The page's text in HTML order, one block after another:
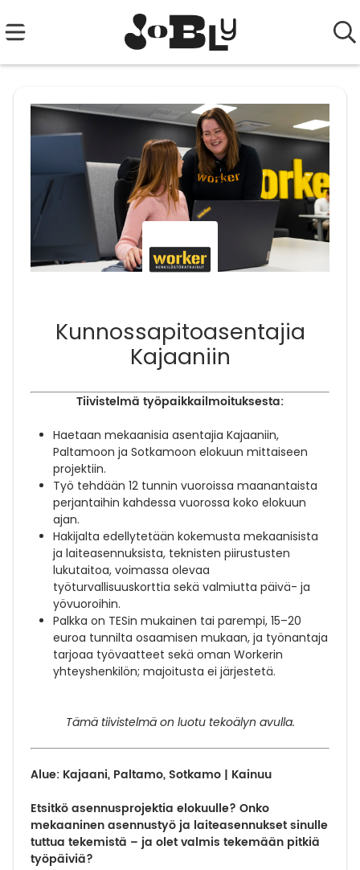
Kunnossapitoasentajia
Kajaaniin
Tiivistelmä työpaikkailmoituksesta:
Haetaan mekaanisia asentajia Kajaaniin,
Paltamoon ja Sotkamoon elokuun mittaiseen
projektiin.
Työ tehdään 12 tunnin vuoroissa maanantaista
perjantaihin kahdessa vuorossa koko elokuun
ajan.
Hakijalta edellytetään kokemusta mekaanisista
ja laiteasennuksista, teknisten piirustusten
lukutaitoa, voimassa olevaa
työturvallisuuskorttia sekä valmiutta päivä- ja
yövuoroihin.
Palkka on TESin mukainen tai parempi, 15–20
euroa tunnilta osaamisen mukaan, ja työnantaja
tarjoaa työvaatteet sekä oman Workerin
yhteyshenkilön; majoitusta ei järjestetä.
Tämä tiivistelmä on luotu tekoälyn avulla.
Alue: Kajaani, Paltamo, Sotkamo | Kainuu
Etsitkö asennusprojektia elokuulle? Onko
mekaaninen asennustyö ja laiteasennukset sinulle
tuttua tekemistä – ja olet valmis tekemään pitkiä
työpäiviä?